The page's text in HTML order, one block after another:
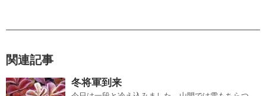
関連記事
冬将軍到来